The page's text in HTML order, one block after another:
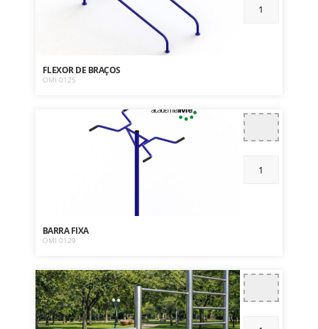
FLEXOR DE BRAÇOS
OMI 0125
BARRA FIXA
OMI 0129